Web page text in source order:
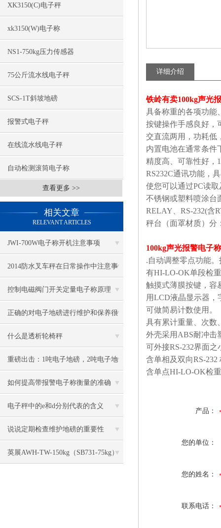
XK3150(C)电子秤
xk3150(W)电子称
NS1-750kg压力传感器
75公斤流水线电子秤
SCS-1T斜坡地磅
报警式电子秤
在线流水线电子秤
自动检测滚筒电子称
查看更多 >>
相关文章
RELEVANT ARTICLES
JWI-700W电子称开机注意事项
2014防水叉车秤在日常操作中注意事
项
控制电磁阀门开关定量电子称原理
正确的对电子地磅进行维护和保养很
有必要
什么是透析轮椅秤
重磅出击：1吨电子地磅，2吨电子地
磅秤，3吨地磅低价狂甩
如何提高带报警电子称衡量的准确
度？
电子秤中的e和d分别代表的含义
说说定期检查维护地磅的重要性
英展AWH-TW-150kg（SB731-75kg）
详细介绍
铁岭有卖100kg声光
具备称重的各项功能
按键操作手感良好，
交直流两用，功耗低
内置电池在通常条件
精度高、可靠性好，
RS232C通讯功能，
使您可以通过PC读取
不锈钢或塑料喷涂台
RELAY
RS-232(含
秤台（面罩材质）分
100kg声光报警电子
.自动调整零点功能。
有HI-LO-OK单段检
触摸式薄膜按键，容
用LCD液晶显示器，
可做简易计数使用。
具有累计重量、次数
外壳采用 ABS耐冲击
可外接RS-232界面之
含单相及双向RS-232
含单点HI-LO-OK检
产品：
您的单位：
您的姓名：
联系电话：